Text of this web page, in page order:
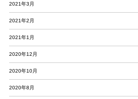
2021年3月
2021年2月
2021年1月
2020年12月
2020年10月
2020年8月